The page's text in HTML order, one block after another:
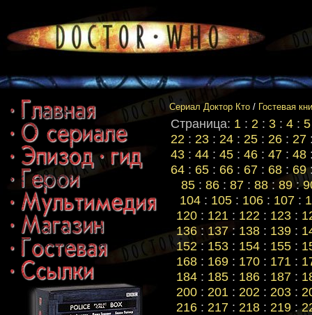
Сериал Доктор Кто / Гостевая
Страница: 1 : 2 : 3 : 4 : 5
22 : 23 : 24 : 25 : 26 : 27
43 : 44 : 45 : 46 : 47 : 48
64 : 65 : 66 : 67 : 68 : 69
85 : 86 : 87 : 88 : 89 :
104 : 105 : 106 : 107 :
120: 121 : 122 : 123:
136: 137: 138: 139:
152 : 153: 154: 155:
168: 169: 170: 171 :
184: 185: 186: 187:
200 : 201 : 202 : 203 :
216: 217: 218: 219: